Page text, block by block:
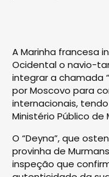
A Marinha francesa
Ocidental o navio-
integrar a chamada
por Moscovo para
internacionais,
Ministério Público de
O “Deyna”, que
provinha de
inspeção que